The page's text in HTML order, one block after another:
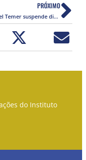
PRÓXIMO
Michel Temer suspende divulgação de lista do Trabalho Escravo publicada há 10 anos
do Instituto